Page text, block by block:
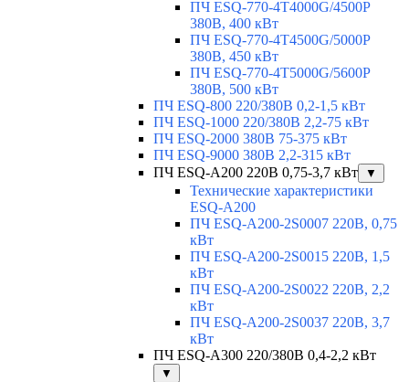
ПЧ ESQ-770-4T4000G/4500P
380В, 400 кВт
ПЧ ESQ-770-4T4500G/5000P
380В, 450 кВт
ПЧ ESQ-770-4T5000G/5600P
380В, 500 кВт
ПЧ ESQ-800 220/380В 0,2-1,5 кВт
ПЧ ESQ-1000 220/380В 2,2-75 кВт
ПЧ ESQ-2000 380В 75-375 кВт
ПЧ ESQ-9000 380В 2,2-315 кВт
ПЧ ESQ-A200 220В 0,75-3,7 кВт
▼
Технические характеристики
ESQ-A200
ПЧ ESQ-A200-2S0007 220В, 0,75
кВт
ПЧ ESQ-A200-2S0015 220В, 1,5
кВт
ПЧ ESQ-A200-2S0022 220В, 2,2
кВт
ПЧ ESQ-A200-2S0037 220В, 3,7
кВт
ПЧ ESQ-A300 220/380В 0,4-2,2 кВт
▼